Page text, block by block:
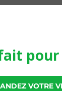
pour
VOTRE